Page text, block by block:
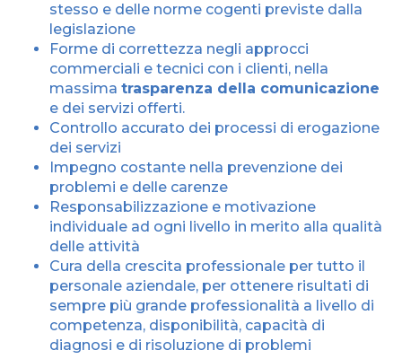
stesso e delle norme cogenti previste dalla
legislazione
Forme di correttezza negli approcci
commerciali e tecnici con i clienti, nella
massima trasparenza della comunicazione
e dei servizi offerti.
Controllo accurato dei processi di erogazione
dei servizi
Impegno costante nella prevenzione dei
problemi e delle carenze
Responsabilizzazione e motivazione
individuale ad ogni livello in merito alla qualità
delle attività
Cura della crescita professionale per tutto il
personale aziendale, per ottenere risultati di
sempre più grande professionalità a livello di
competenza, disponibilità, capacità di
diagnosi e di risoluzione di problemi